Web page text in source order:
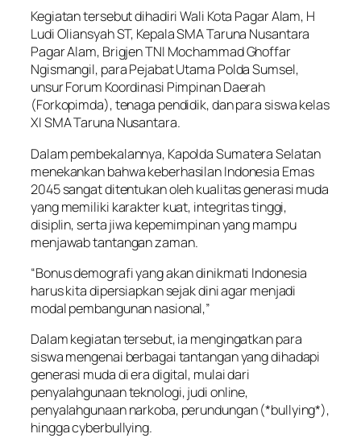
Kegiatan tersebut dihadiri Wali Kota Pagar Alam, H
Ludi Oliansyah ST, Kepala SMA Taruna Nusantara
Pagar Alam, Brigjen TNI Mochammad Ghoffar
Ngismangil, para Pejabat Utama Polda Sumsel,
unsur Forum Koordinasi Pimpinan Daerah
(Forkopimda), tenaga pendidik, dan para siswa kelas
XI SMA Taruna Nusantara.
Dalam pembekalannya, Kapolda Sumatera Selatan
menekankan bahwa keberhasilan Indonesia Emas
2045 sangat ditentukan oleh kualitas generasi muda
yang memiliki karakter kuat, integritas tinggi,
disiplin, serta jiwa kepemimpinan yang mampu
menjawab tantangan zaman.
“Bonus demografi yang akan dinikmati Indonesia
harus kita dipersiapkan sejak dini agar menjadi
modal pembangunan nasional,”
Dalam kegiatan tersebut, ia mengingatkan para
siswa mengenai berbagai tantangan yang dihadapi
generasi muda di era digital, mulai dari
penyalahgunaan teknologi, judi online,
penyalahgunaan narkoba, perundungan (*bullying*),
hingga cyberbullying.